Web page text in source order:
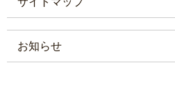
お知らせ